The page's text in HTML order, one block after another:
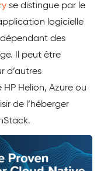
se distingue par le
logicielle
des
Il peut être
d’autres
Helion, Azure ou
de l’héberger